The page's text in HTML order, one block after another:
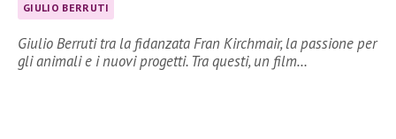
GIULIO BERRUTI
Giulio Berruti tra la fidanzata Fran Kirchmair, la passione per
gli animali e i nuovi progetti. Tra questi, un film…